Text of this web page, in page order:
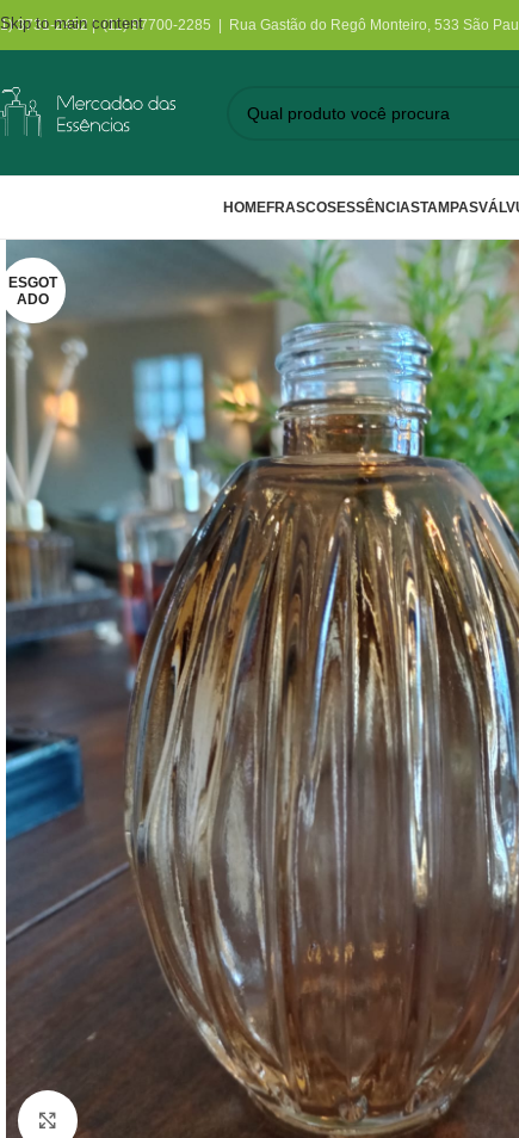
Skip to main content
3731-2452 | (11) 97700-2285 | Rua Gastão do Regô Monteiro, 533 São
HOMEFRASCOSESSÊNCIASTAMPAS
ESGOT
ADO